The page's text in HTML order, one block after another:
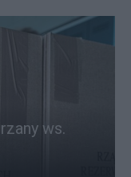
ws.